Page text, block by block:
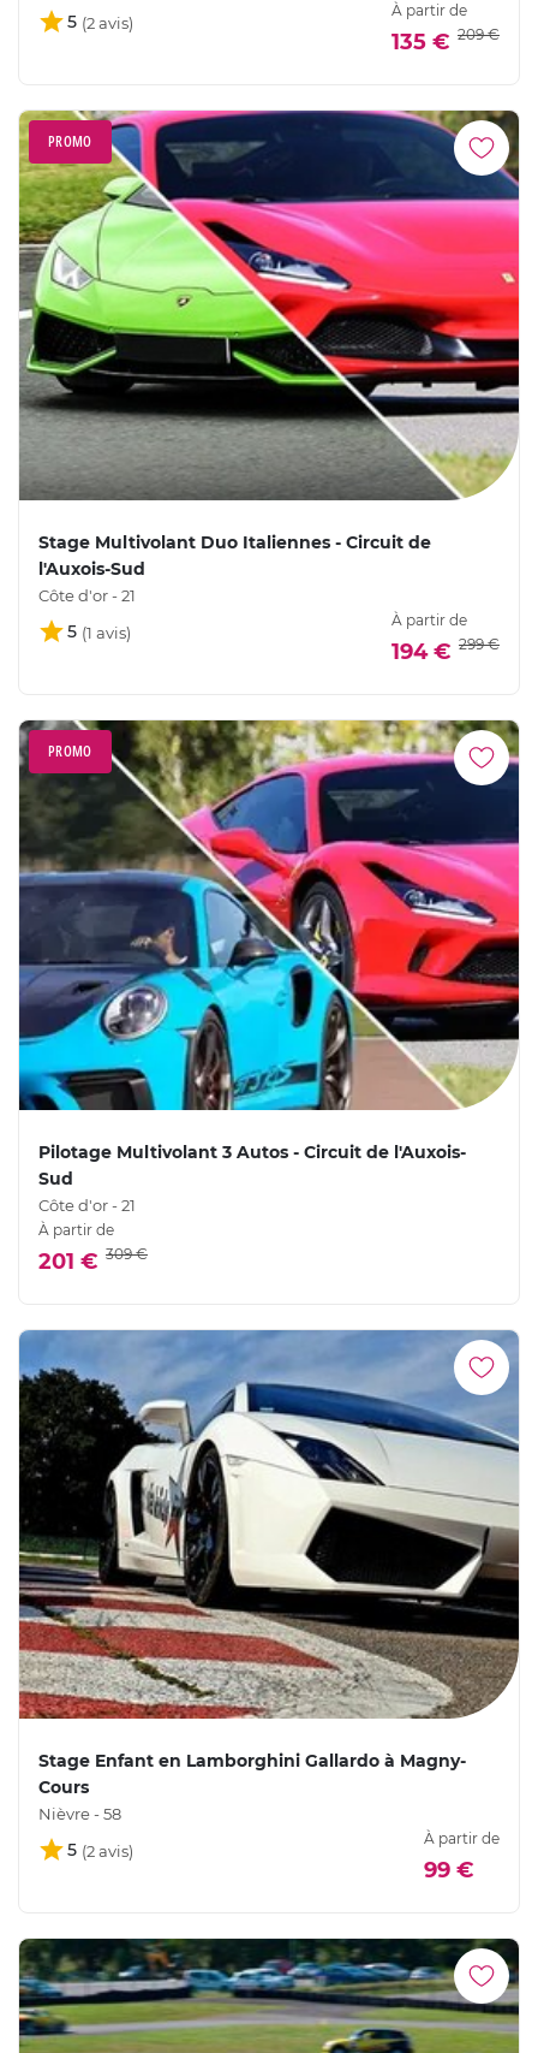
5
À partir de
135 € 209 €
PROMO
Stage Multivolant Duo Italiennes - Circuit de
l'Auxois-Sud
Côte d'or - 21
5
À partir de
194 € 299 €
PROMO
Pilotage Multivolant 3 Autos - Circuit de l'Auxois-
Sud
Côte d'or - 21
À partir de
201 € 309 €
Stage Enfant en Lamborghini Gallardo à Magny-
Cours
Nièvre - 58
5
À partir de
99 €